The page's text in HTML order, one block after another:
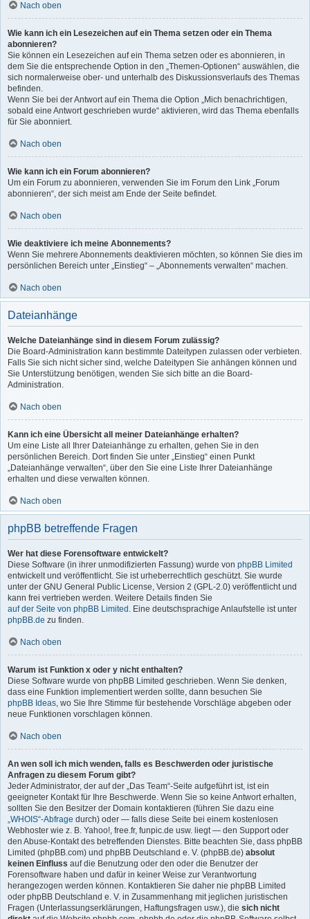
Nach oben
Wie kann ich ein Lesezeichen auf ein Thema setzen oder ein Thema
abonnieren?
Sie können ein Lesezeichen auf ein Thema setzen oder es abonnieren, in
dem Sie die entsprechende Option in den „Themen-Optionen“ auswählen, die
sich normalerweise ober- und unterhalb des Diskussionsverlaufs des Themas
befinden.
Wenn Sie bei der Antwort auf ein Thema die Option „Mich benachrichtigen,
sobald eine Antwort geschrieben wurde“ aktivieren, wird das Thema ebenfalls
für Sie abonniert.
Nach oben
Wie kann ich ein Forum abonnieren?
Um ein Forum zu abonnieren, verwenden Sie im Forum den Link „Forum
abonnieren“, der sich meist am Ende der Seite befindet.
Nach oben
Wie deaktiviere ich meine Abonnements?
Wenn Sie mehrere Abonnements deaktivieren möchten, so können Sie dies im
persönlichen Bereich unter „Einstieg“ – „Abonnements verwalten“ machen.
Nach oben
Dateianhänge
Welche Dateianhänge sind in diesem Forum zulässig?
Die Board-Administration kann bestimmte Dateitypen zulassen oder verbieten.
Falls Sie sich nicht sicher sind, welche Dateitypen Sie anhängen können und
Sie Unterstützung benötigen, wenden Sie sich bitte an die Board-
Administration.
Nach oben
Kann ich eine Übersicht all meiner Dateianhänge erhalten?
Um eine Liste all Ihrer Dateianhänge zu erhalten, gehen Sie in den
persönlichen Bereich. Dort finden Sie unter „Einstieg“ einen Punkt
„Dateianhänge verwalten“, über den Sie eine Liste Ihrer Dateianhänge
erhalten und diese verwalten können.
Nach oben
phpBB betreffende Fragen
Wer hat diese Forensoftware entwickelt?
Diese Software (in ihrer unmodifizierten Fassung) wurde von phpBB Limited
entwickelt und veröffentlicht. Sie ist urheberrechtlich geschützt. Sie wurde
unter der GNU General Public License, Version 2 (GPL-2.0) veröffentlicht und
kann frei vertrieben werden. Weitere Details finden Sie
auf der Seite von phpBB Limited . Eine deutschsprachige Anlaufstelle ist unter
phpBB.de zu finden.
Nach oben
Warum ist Funktion x oder y nicht enthalten?
Diese Software wurde von phpBB Limited geschrieben. Wenn Sie denken,
dass eine Funktion implementiert werden sollte, dann besuchen Sie
phpBB Ideas, wo Sie Ihre Stimme für bestehende Vorschläge abgeben oder
neue Funktionen vorschlagen können.
Nach oben
An wen soll ich mich wenden, falls es Beschwerden oder juristische
Anfragen zu diesem Forum gibt?
Jeder Administrator, der auf der „Das Team“-Seite aufgeführt ist, ist ein
geeigneter Kontakt für Ihre Beschwerde. Wenn Sie so keine Antwort erhalten,
sollten Sie den Besitzer der Domain kontaktieren (führen Sie dazu eine
„WHOIS“-Abfrage durch) oder — falls diese Seite bei einem kostenlosen
Webhoster wie z. B. Yahoo!, free.fr, funpic.de usw. liegt — den Support oder
den Abuse-Kontakt des betreffenden Dienstes. Bitte beachten Sie, dass phpBB
Limited (phpBB.com) und phpBB Deutschland e. V. (phpBB.de) absolut
keinen Einfluss auf die Benutzung oder den oder die Benutzer der
Forensoftware haben und dafür in keiner Weise zur Verantwortung
herangezogen werden können. Kontaktieren Sie daher nie phpBB Limited
oder phpBB Deutschland e. V. in Zusammenhang mit jeglichen juristischen
Fragen (Unterlassungserklärungen, Haftungsfragen usw.), die sich nicht